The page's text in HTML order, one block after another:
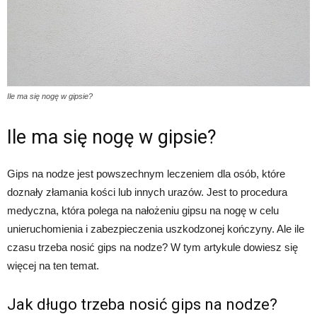
Ile ma się nogę w gipsie?
Ile ma się nogę w gipsie?
Gips na nodze jest powszechnym leczeniem dla osób, które
doznały złamania kości lub innych urazów. Jest to procedura
medyczna, która polega na nałożeniu gipsu na nogę w celu
unieruchomienia i zabezpieczenia uszkodzonej kończyny. Ale ile
czasu trzeba nosić gips na nodze? W tym artykule dowiesz się
więcej na ten temat.
Jak długo trzeba nosić gips na nodze?